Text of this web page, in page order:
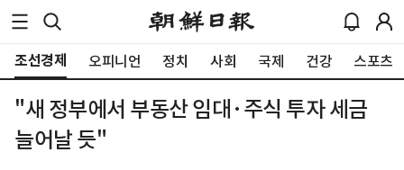
조선경제 오피니언 정치 사회 국제 건강 스포츠
"새 정부에서 부동산 임대·주식 투자 세금
늘어날 듯"